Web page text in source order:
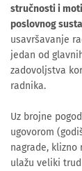
stručnosti i
poslovnog
usavršavanje
jedan od
zadovoljstva
radnika.
Uz brojne
ugovorom
nagrade,
ulažu veliki